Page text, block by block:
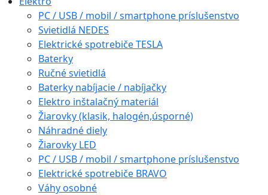
PC / USB / mobil / smartphone príslušenstvo
Svietidlá NEDES
Elektrické spotrebiče TESLA
Baterky
Ručné svietidlá
Baterky nabíjacie / nabíjačky
Elektro inštalačný materiál
Žiarovky (klasik, halogén,úsporné)
Náhradné diely
Žiarovky LED
PC / USB / mobil / smartphone príslušenstvo
Elektrické spotrebiče BRAVO
Váhy osobné